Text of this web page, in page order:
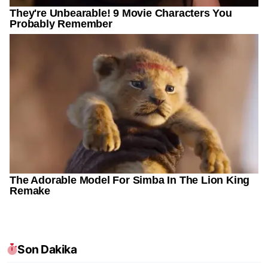
Son Dakika